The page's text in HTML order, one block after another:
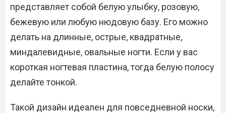
представляет собой белую улыбку, розовую,
бежевую или любую нюдовую базу. Его можно
делать на длинные, острые, квадратные,
миндалевидные, овальные ногти. Если у вас
короткая ногтевая пластина, тогда белую полосу
делайте тонкой.
Такой дизайн идеален для повседневной носки,